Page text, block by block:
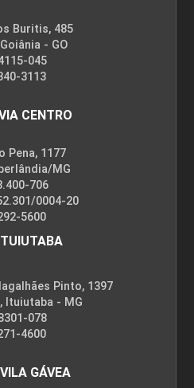
Buritis, 485
- GO
045
3113
CENTRO
Pena, 1177
MG
706
0004-20
5600
Pinto, 1397
Ituiutaba - MG
078
4600
GÁVEA